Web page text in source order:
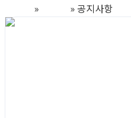
» » 공지사항